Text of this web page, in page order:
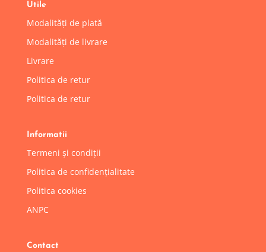
Utile
Modalități de plată
Modalități de livrare
Livrare
Politica de retur
Politica de retur
Informatii
Termeni și condiții
Politica de confidențialitate
Politica cookies
ANPC
Contact